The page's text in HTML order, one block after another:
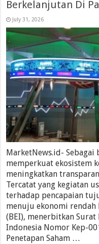
Berkelanjutan Di
July 31, 2026
MarketNews.id-
memperkuat ekosistem
meningkatkan
Tercatat yang kegiatan
terhadap pencapaian
menuju ekonomi rendah
(BEI), menerbitkan Surat
Indonesia Nomor Kep-
Penetapan Saham …